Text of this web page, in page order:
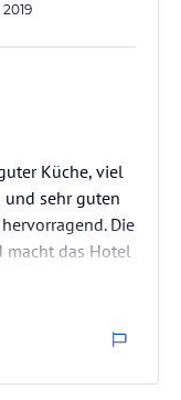
die
Veranstalters.
Küche, viel
und sehr guten
Die
macht das Hotel
auf jeden